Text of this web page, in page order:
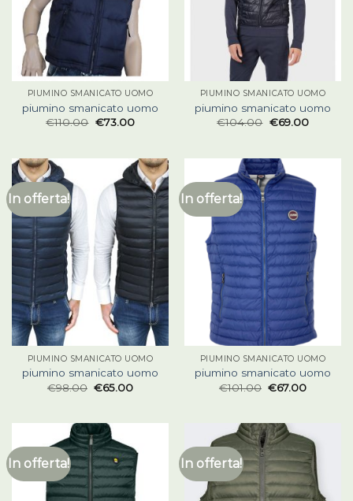
PIUMINO SMANICATO UOMO
piumino smanicato uomo
€110.00 €73.00
PIUMINO SMANICATO UOMO
piumino smanicato uomo
€104.00 €69.00
In offerta!
PIUMINO SMANICATO UOMO
piumino smanicato uomo
€98.00 €65.00
In offerta!
PIUMINO SMANICATO UOMO
piumino smanicato uomo
€101.00 €67.00
In offerta! In offerta!